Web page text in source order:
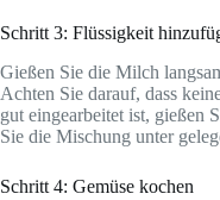
Schritt 3: Flüssigkeit
Gießen Sie die Milch
Achten Sie darauf, dass
gut eingearbeitet ist, gießen
Sie die Mischung unter
Schritt 4: Gemüse kochen